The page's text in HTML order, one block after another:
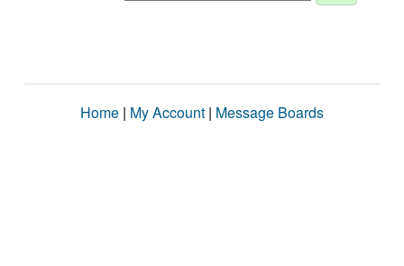
Home | My Account | Message Boards